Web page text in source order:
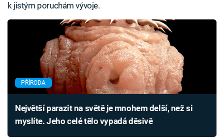
k jistým poruchám vývoje.
PŘÍRODA
Největší parazit na světě je mnohem delší, než si
myslíte. Jeho celé tělo vypadá děsivě